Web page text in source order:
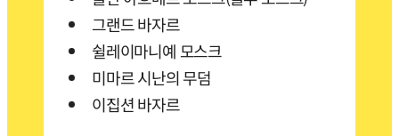
그랜드 바자르
쉴레이마니예 모스크
미마르 시난의 무덤
이집션 바자르